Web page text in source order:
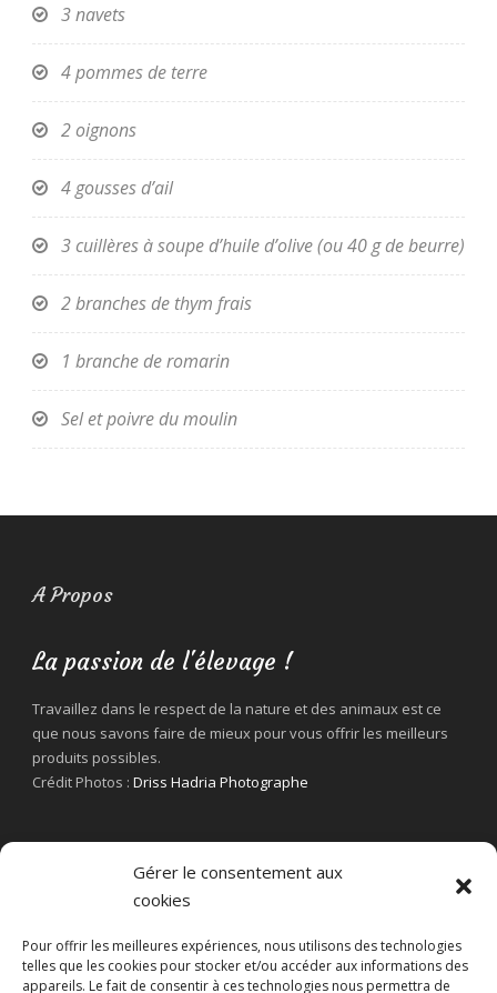
Gérer le consentement aux
cookies
Pour offrir les meilleures expériences, nous utilisons des technologies
telles que les cookies pour stocker et/ou accéder aux informations des
appareils. Le fait de consentir à ces technologies nous permettra de
3 navets
4 pommes de terre
2 oignons
4 gousses d’ail
3 cuillères à soupe d’huile d’olive (ou 40 g de beurre)
2 branches de thym frais
1 branche de romarin
Sel et poivre du moulin
A Propos
La passion de l'élevage !
Travaillez dans le respect de la nature et des animaux est ce
que nous savons faire de mieux pour vous offrir les meilleurs
produits possibles.
Crédit Photos : Driss Hadria Photographe